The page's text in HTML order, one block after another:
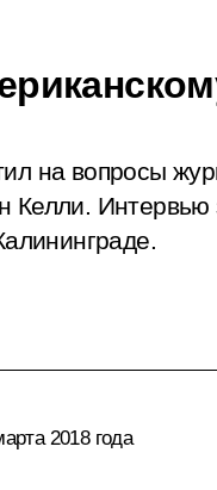
на вопросы
Келли.
2018 года